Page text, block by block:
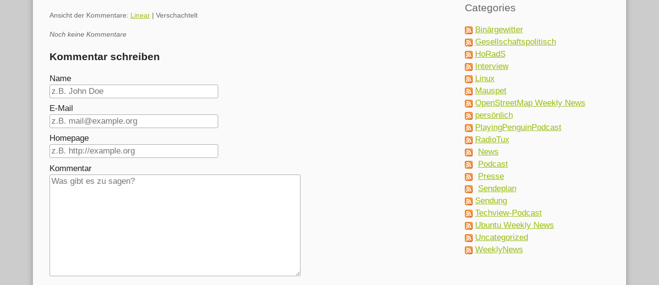
Ansicht der Kommentare: Linear| Verschachtelt
Noch keine Kommentare
Kommentar schreiben
Name
E-Mail
Homepage
Kommentar
Categories
Binärgewitter
Gesellschaftspolitisch
HoRadS
Interview
Linux
Mauspet
OpenStreetMap Weekly News
persönlich
PlayingPenguinPodcast
RadioTux
News
Podcast
Presse
Sendeplan
Sendung
Techview-Podcast
Ubuntu Weekly News
Uncategorized
WeeklyNews